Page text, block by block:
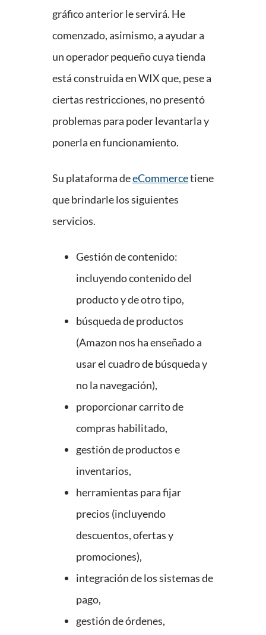
gráfico anterior le servirá. He
comenzado, asimismo, a ayudar a
un operador pequeño cuya tienda
está construida en WIX que, pese a
ciertas restricciones, no presentó
problemas para poder levantarla y
ponerla en funcionamiento.
Su plataforma deeCommercetiene
que brindarle los siguientes
servicios.
Gestión de contenido:
incluyendo contenido del
producto y de otro tipo,
búsqueda de productos
(Amazon nos ha enseñado a
usar el cuadro de búsqueda y
no la navegación),
proporcionar carrito de
compras habilitado,
gestión de productos e
inventarios,
herramientas para fijar
precios (incluyendo
descuentos, ofertas y
promociones),
integración de los sistemas de
pago,
gestión de órdenes,